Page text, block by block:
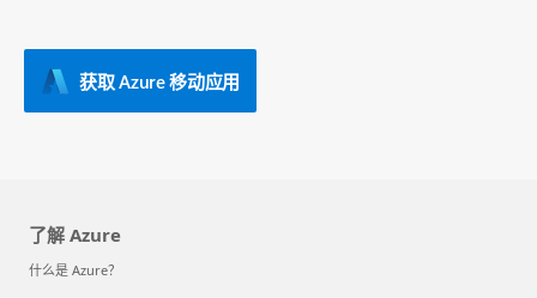
获取 Azure 移动应用
了解 Azure
什么是 Azure？